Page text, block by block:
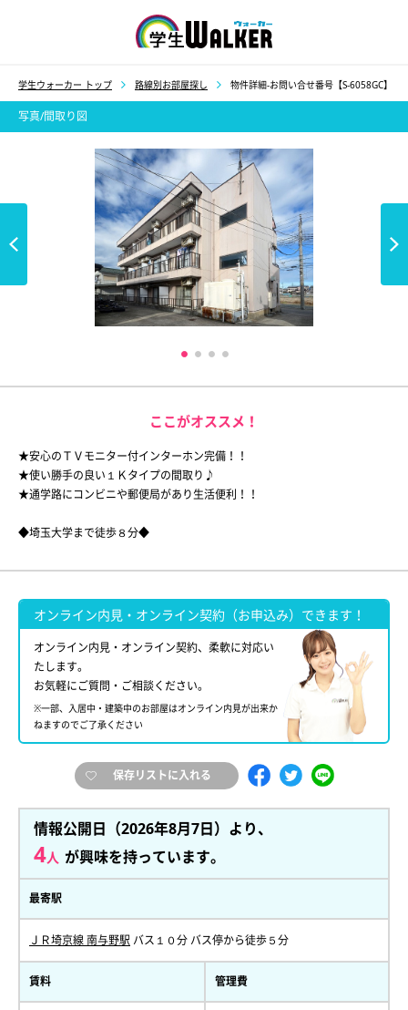
学生ウォーカー トップ 路線別お部屋探し 物件詳細-お問い合せ番号【S-6058GC】
写真/間取り図
ここがオススメ！
★安心のＴＶモニター付インターホン完備！！
★使い勝手の良い１Ｋタイプの間取り♪
★通学路にコンビニや郵便局があり生活便利！！
◆埼玉大学まで徒歩８分◆
オンライン内見・オンライン契約（お申込み）できます！
オンライン内見・オンライン契約、柔軟に対応い
たします。
お気軽にご質問・ご相談ください。
※一部、入居中・建築中のお部屋はオンライン内見が出来か
ねますのでご了承ください
保存リストに入れる
情報公開日（2026年8月7日）より、
4人 が興味を持っています。
最寄駅
ＪＲ埼京線 南与野駅 バス１０分 バス停から徒歩５分
賃料 管理費